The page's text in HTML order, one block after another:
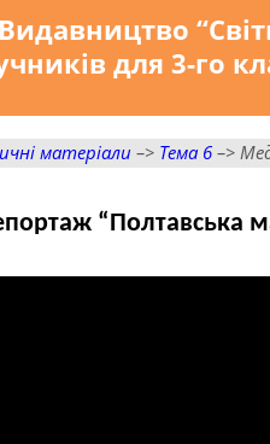
Видавництво
для 3-го
матеріали –> Тема 6–>
“Полтавська